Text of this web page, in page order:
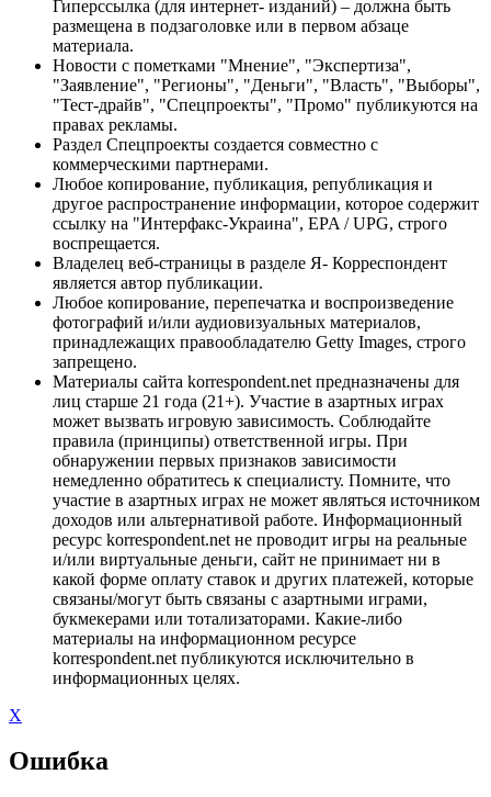
Гиперссылка (для интернет- изданий) – должна быть
размещена в подзаголовке или в первом абзаце
материала.
Новости с пометками "Мнение", "Экспертиза",
"Заявление", "Регионы", "Деньги", "Власть", "Выборы",
"Тест-драйв", "Спецпроекты", "Промо" публикуются на
правах рекламы.
Раздел Спецпроекты создается совместно с
коммерческими партнерами.
Любое копирование, публикация, републикация и
другое распространение информации, которое содержит
ссылку на "Интерфакс-Украина", EPA / UPG, строго
воспрещается.
Владелец веб-страницы в разделе Я- Корреспондент
является автор публикации.
Любое копирование, перепечатка и воспроизведение
фотографий и/или аудиовизуальных материалов,
принадлежащих правообладателю Getty Images, строго
запрещено.
Материалы сайта korrespondent.net предназначены для
лиц старше 21 года (21+). Участие в азартных играх
может вызвать игровую зависимость. Соблюдайте
правила (принципы) ответственной игры. При
обнаружении первых признаков зависимости
немедленно обратитесь к специалисту. Помните, что
участие в азартных играх не может являться источником
доходов или альтернативой работе. Информационный
ресурс korrespondent.net не проводит игры на реальные
и/или виртуальные деньги, сайт не принимает ни в
какой форме оплату ставок и других платежей, которые
связаны/могут быть связаны с азартными играми,
букмекерами или тотализаторами. Какие-либо
материалы на информационном ресурсе
korrespondent.net публикуются исключительно в
информационных целях.
X
Ошибка